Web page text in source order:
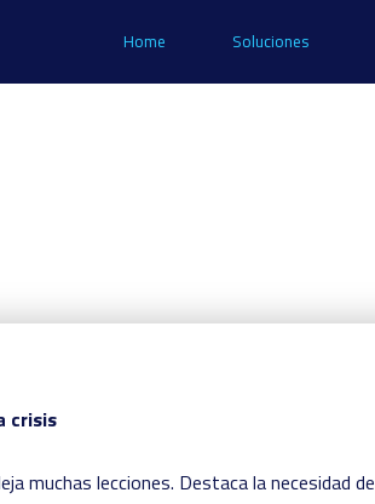
Home Soluciones
crisis
muchas lecciones. Destaca la necesidad de